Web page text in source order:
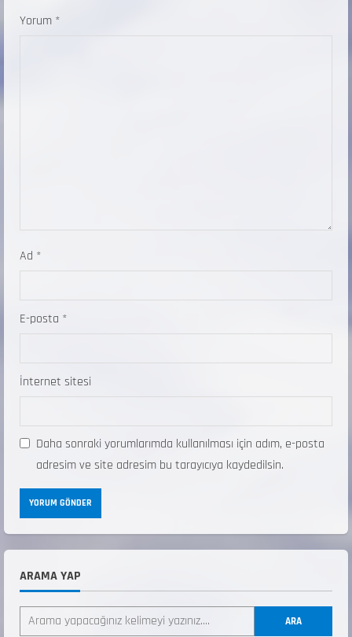
Yorum *
Ad *
E-posta *
İnternet sitesi
Daha sonraki yorumlarımda kullanılması için adım, e-posta
adresim ve site adresim bu tarayıcıya kaydedilsin.
ARAMA YAP
ARA
ŞAMPİYONASI